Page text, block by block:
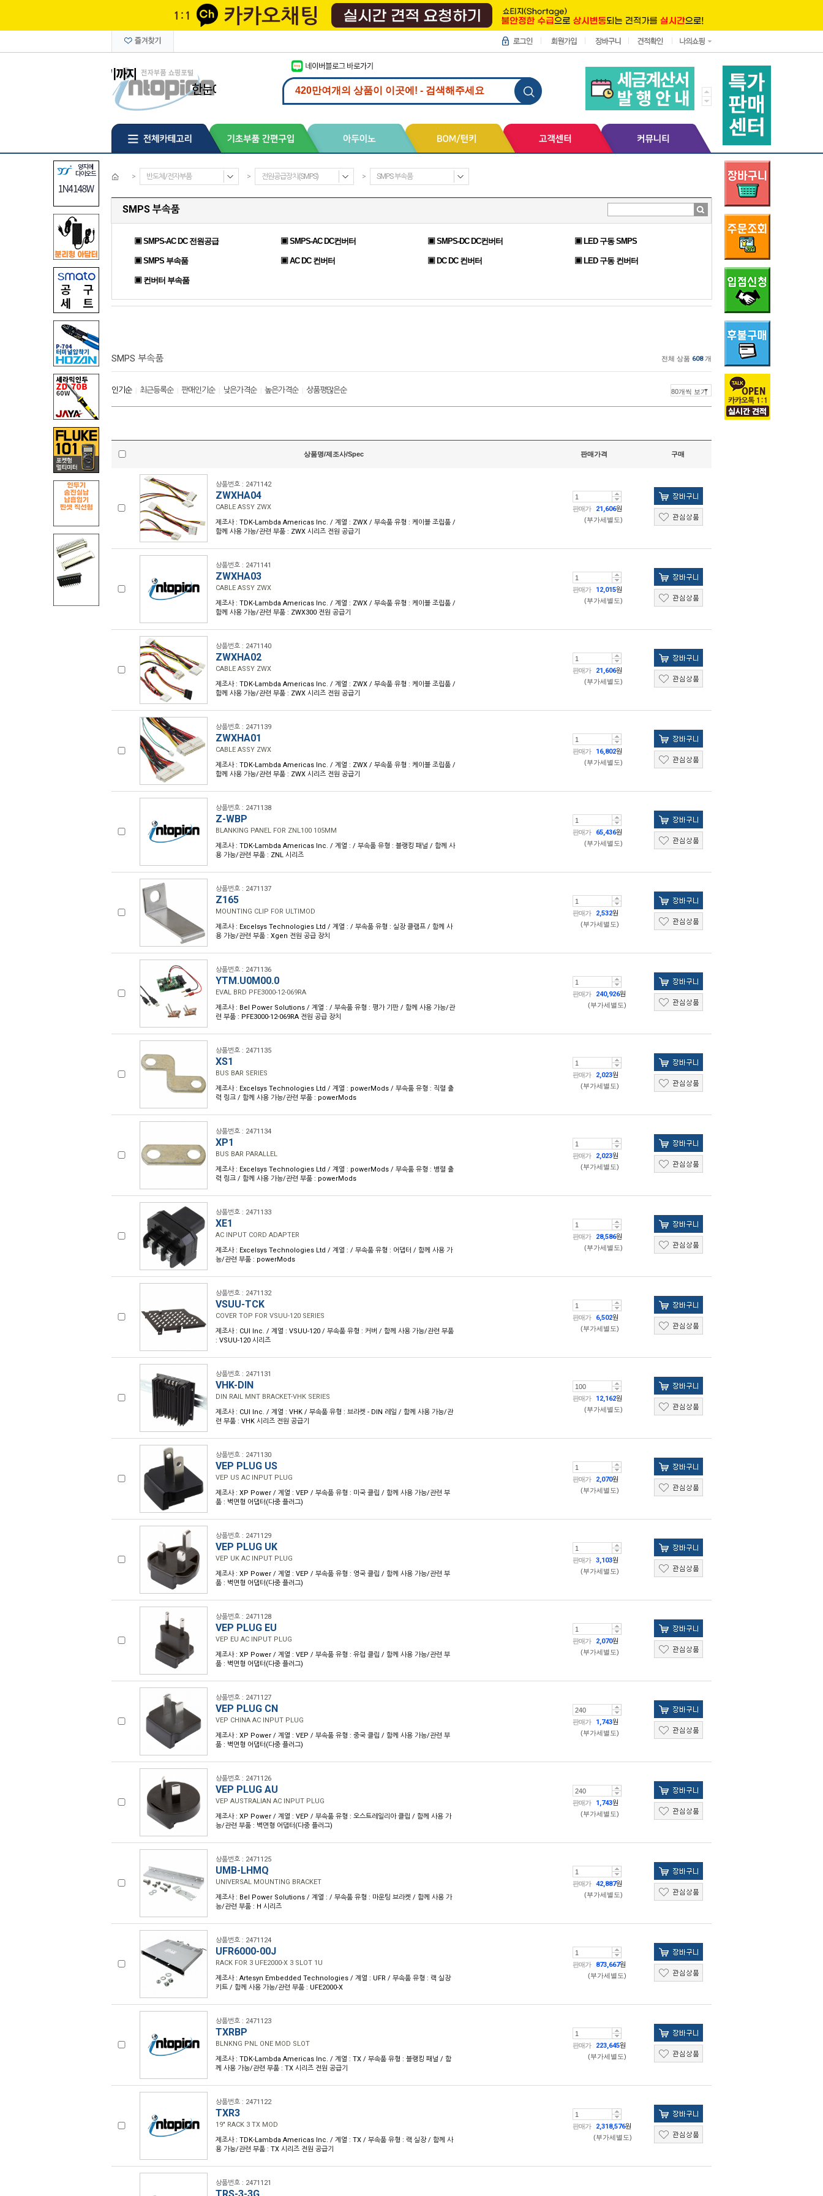
> 반도체/전자부품 > 전원공급장치(SMPS) > SMPS 부속품
SMPS 부속품
▣ SMPS-AC DC 전원공급 ▣ SMPS-AC DC컨버터 ▣ SMPS-DC DC컨버터 ▣ LED 구동 SMPS
▣ SMPS 부속품 ▣ AC DC 컨버터 ▣ DC DC 컨버터 ▣ LED 구동 컨버터
▣ 컨버터 부속품
SMPS 부속품 전체 상품 608개
인기순| 최근등록순| 판매인기순| 낮은가격순| 높은가격순| 상품평많은순
상품명/제조사/Spec 판매가격 구매
상품번호 : 2471142
ZWXHA04
CABLE ASSY ZWX
제조사 : TDK-Lambda Americas Inc. / 계열 : ZWX / 부속품 유형 : 케이블 조립품 /
함께 사용 가능/관련 부품 : ZWX 시리즈 전원 공급기
판매가 21,606원
(부가세별도)
상품번호 : 2471141
ZWXHA03
CABLE ASSY ZWX
제조사 : TDK-Lambda Americas Inc. / 계열 : ZWX / 부속품 유형 : 케이블 조립품 /
함께 사용 가능/관련 부품 : ZWX300 전원 공급기
판매가 12,015원
(부가세별도)
상품번호 : 2471140
ZWXHA02
CABLE ASSY ZWX
제조사 : TDK-Lambda Americas Inc. / 계열 : ZWX / 부속품 유형 : 케이블 조립품 /
함께 사용 가능/관련 부품 : ZWX 시리즈 전원 공급기
판매가 21,606원
(부가세별도)
상품번호 : 2471139
ZWXHA01
CABLE ASSY ZWX
제조사 : TDK-Lambda Americas Inc. / 계열 : ZWX / 부속품 유형 : 케이블 조립품 /
함께 사용 가능/관련 부품 : ZWX 시리즈 전원 공급기
판매가 16,802원
(부가세별도)
상품번호 : 2471138
Z-WBP
BLANKING PANEL FOR ZNL100 105MM
제조사 : TDK-Lambda Americas Inc. / 계열 : / 부속품 유형 : 블랭킹 패널 / 함께 사
용 가능/관련 부품 : ZNL 시리즈
판매가 65,436원
(부가세별도)
상품번호 : 2471137
Z165
MOUNTING CLIP FOR ULTIMOD
제조사 : Excelsys Technologies Ltd / 계열 : / 부속품 유형 : 실장 클램프 / 함께 사
용 가능/관련 부품 : Xgen 전원 공급 장치
판매가 2,532원
(부가세별도)
상품번호 : 2471136
YTM.U0M00.0
EVAL BRD PFE3000-12-069RA
제조사 : Bel Power Solutions / 계열 : / 부속품 유형 : 평가 기판 / 함께 사용 가능/관
련 부품 : PFE3000-12-069RA 전원 공급 장치
판매가 240,926원
(부가세별도)
상품번호 : 2471135
XS1
BUS BAR SERIES
제조사 : Excelsys Technologies Ltd / 계열 : powerMods / 부속품 유형 : 직렬 출
력 링크 / 함께 사용 가능/관련 부품 : powerMods
판매가 2,023원
(부가세별도)
상품번호 : 2471134
XP1
BUS BAR PARALLEL
제조사 : Excelsys Technologies Ltd / 계열 : powerMods / 부속품 유형 : 병렬 출
력 링크 / 함께 사용 가능/관련 부품 : powerMods
판매가 2,023원
(부가세별도)
상품번호 : 2471133
XE1
AC INPUT CORD ADAPTER
제조사 : Excelsys Technologies Ltd / 계열 : / 부속품 유형 : 어댑터 / 함께 사용 가
능/관련 부품 : powerMods
판매가 28,586원
(부가세별도)
상품번호 : 2471132
VSUU-TCK
COVER TOP FOR VSUU-120 SERIES
제조사 : CUI Inc. / 계열 : VSUU-120 / 부속품 유형 : 커버 / 함께 사용 가능/관련 부품
: VSUU-120 시리즈
판매가 6,502원
(부가세별도)
상품번호 : 2471131
VHK-DIN
DIN RAIL MNT BRACKET-VHK SERIES
제조사 : CUI Inc. / 계열 : VHK / 부속품 유형 : 브라켓 - DIN 레일 / 함께 사용 가능/관
련 부품 : VHK 시리즈 전원 공급기
판매가 12,162원
(부가세별도)
상품번호 : 2471130
VEP PLUG US
VEP US AC INPUT PLUG
제조사 : XP Power / 계열 : VEP / 부속품 유형 : 미국 클립 / 함께 사용 가능/관련 부
품 : 벽면형 어댑터(다중 플러그)
판매가 2,070원
(부가세별도)
상품번호 : 2471129
VEP PLUG UK
VEP UK AC INPUT PLUG
제조사 : XP Power / 계열 : VEP / 부속품 유형 : 영국 클립 / 함께 사용 가능/관련 부
품 : 벽면형 어댑터(다중 플러그)
판매가 3,103원
(부가세별도)
상품번호 : 2471128
VEP PLUG EU
VEP EU AC INPUT PLUG
제조사 : XP Power / 계열 : VEP / 부속품 유형 : 유럽 클립 / 함께 사용 가능/관련 부
품 : 벽면형 어댑터(다중 플러그)
판매가 2,070원
(부가세별도)
상품번호 : 2471127
VEP PLUG CN
VEP CHINA AC INPUT PLUG
제조사 : XP Power / 계열 : VEP / 부속품 유형 : 중국 클립 / 함께 사용 가능/관련 부
품 : 벽면형 어댑터(다중 플러그)
판매가 1,743원
(부가세별도)
상품번호 : 2471126
VEP PLUG AU
VEP AUSTRALIAN AC INPUT PLUG
제조사 : XP Power / 계열 : VEP / 부속품 유형 : 오스트레일리아 클립 / 함께 사용 가
능/관련 부품 : 벽면형 어댑터(다중 플러그)
판매가 1,743원
(부가세별도)
상품번호 : 2471125
UMB-LHMQ
UNIVERSAL MOUNTING BRACKET
제조사 : Bel Power Solutions / 계열 : / 부속품 유형 : 마운팅 브라켓 / 함께 사용 가
능/관련 부품 : H 시리즈
판매가 42,887원
(부가세별도)
상품번호 : 2471124
UFR6000-00J
RACK FOR 3 UFE2000-X 3 SLOT 1U
제조사 : Artesyn Embedded Technologies / 계열 : UFR / 부속품 유형 : 랙 실장
키트 / 함께 사용 가능/관련 부품 : UFE2000-X
판매가 873,667원
(부가세별도)
상품번호 : 2471123
TXRBP
BLNKNG PNL ONE MOD SLOT
제조사 : TDK-Lambda Americas Inc. / 계열 : TX / 부속품 유형 : 블랭킹 패널 / 함
께 사용 가능/관련 부품 : TX 시리즈 전원 공급기
판매가 223,645원
(부가세별도)
상품번호 : 2471122
TXR3
19" RACK 3 TX MOD
제조사 : TDK-Lambda Americas Inc. / 계열 : TX / 부속품 유형 : 랙 실장 / 함께 사
용 가능/관련 부품 : TX 시리즈 전원 공급기
판매가 2,318,576원
(부가세별도)
상품번호 : 2471121